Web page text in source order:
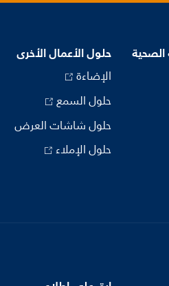
حلول الأعمال الأخرى
الإضاءة
حلول السمع
حلول شاشات العرض
حلول الإملاء